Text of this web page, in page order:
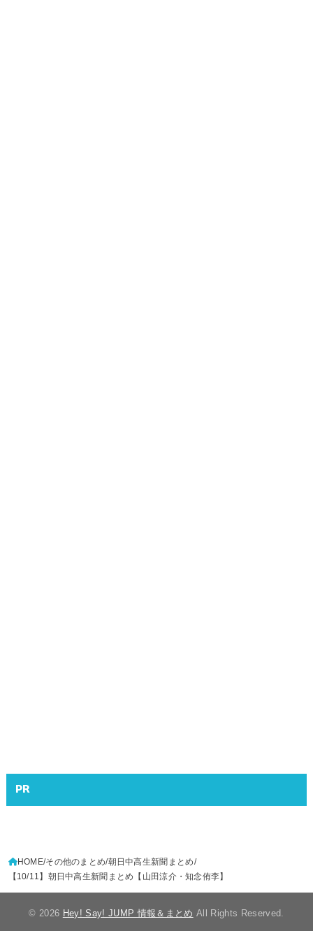
PR
HOME その他のまとめ 朝日中高生新聞まとめ
【10/11】朝日中高生新聞まとめ【山田涼介・知念侑李】
© 2026 Hey! Say! JUMP 情報＆まとめ All Rights Reserved.